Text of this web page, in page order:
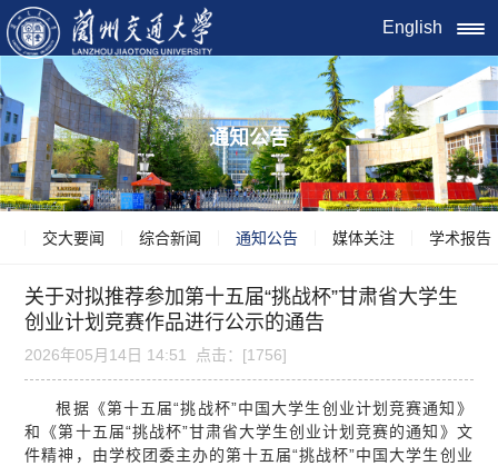
English
通知公告
交大要闻 综合新闻 通知公告 媒体关注 学术报告
关于对拟推荐参加第十五届“挑战杯”甘肃省大学生
创业计划竞赛作品进行公示的通告
2026年05月14日 14:51 点击：[1756]
根据《第十五届“挑战杯”中国大学生创业计划竞赛通知》
和《第十五届“挑战杯”甘肃省大学生创业计划竞赛的通知》文
件精神，由学校团委主办的第十五届“挑战杯”中国大学生创业